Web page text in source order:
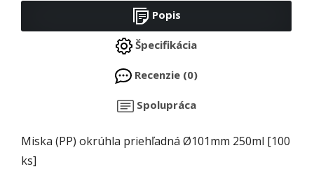
Popis
Špecifikácia
Recenzie (0)
Spolupráca
Miska (PP) okrúhla priehľadná Ø101mm 250ml [100
ks]